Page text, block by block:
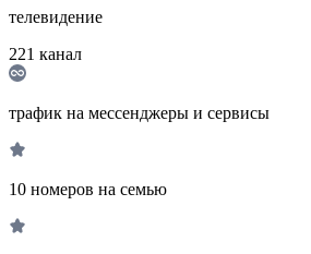
телевидение
221 канал
трафик на мессенджеры и сервисы
10 номеров на семью